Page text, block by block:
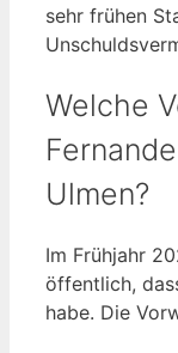
sehr frühen
Welche
Ulmen?
Im Frühjahr
öffentlich,
habe. Die